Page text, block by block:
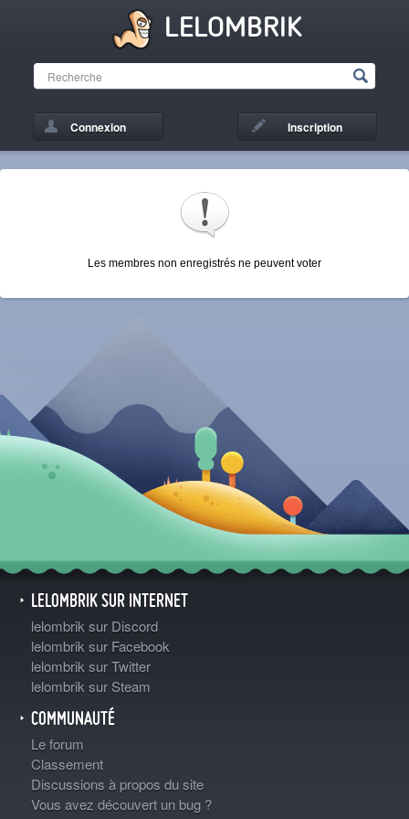
LELOMBRIK
Connexion Inscription
Les membres non enregistrés ne peuvent voter
LELOMBRIK SUR INTERNET
lelombrik sur Discord
lelombrik sur Facebook
lelombrik sur Twitter
lelombrik sur Steam
COMMUNAUTÉ
Le forum
Classement
Discussions à propos du site
Vous avez découvert un bug ?